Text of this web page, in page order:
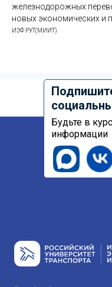
железнодорожных
новых экономических и
ИЭФ РУТ(МИИТ)
Будьте в
информации